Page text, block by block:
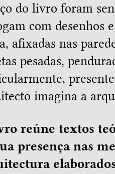
do livro foram
com desenhos
afixadas nas
pesadas,
imagina a
reúne textos
presença nas